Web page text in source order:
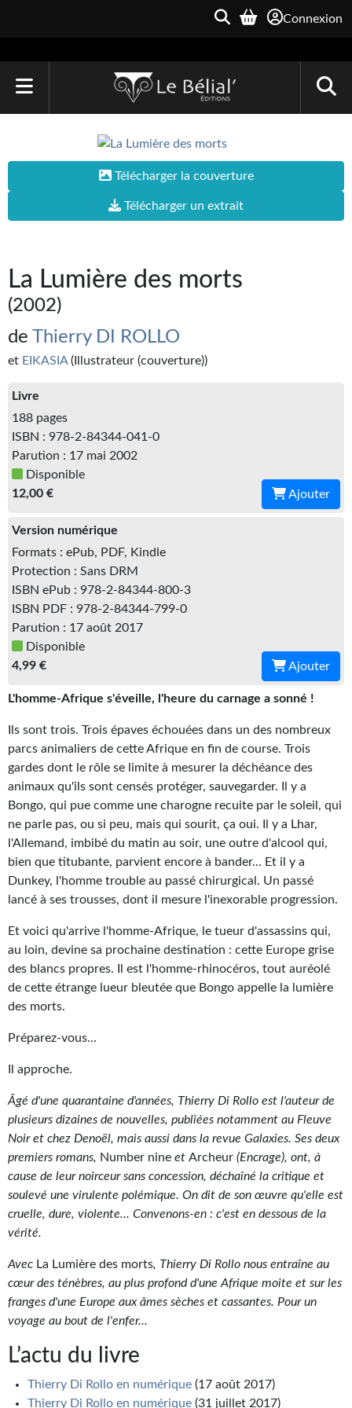
Connexion
LIVRES
Parallaxe
Quarante-Deux
Kvasar
Pulps
Wotan
Étoiles vives
Yellow Submarine
NUMÉRIQUE
Romans et recueils
Une Heure-Lumière
Nouvelles
Bifrost
Livres audio
Gratuit
Sans DRM
BIFROST
Tous les numéros
En numérique
S'abonner
Les critiques
Le blog
Le prix des lecteurs
PLUS
À paraître
Revue de presse
Récompenses
Newsletter
Le Bélial' sur Youtube
LE BLOG BIFROST
Tous les articles
La Bibliothèque orbitale
Télécharger la couverture
Télécharger un extrait
La Lumière des morts
(2002)
de Thierry DI ROLLO
et EIKASIA(Illustrateur (couverture))
Livre
188 pages
ISBN : 978-2-84344-041-0
Parution : 17 mai 2002
Disponible
12,00 €
Ajouter
Version numérique
Formats : ePub, PDF, Kindle
Protection : Sans DRM
ISBN ePub : 978-2-84344-800-3
ISBN PDF : 978-2-84344-799-0
Parution : 17 août 2017
Disponible
4,99 €
Ajouter
L'homme-Afrique s'éveille, l'heure du carnage a sonné !
Ils sont trois. Trois épaves échouées dans un des nombreux
parcs animaliers de cette Afrique en fin de course. Trois
gardes dont le rôle se limite à mesurer la déchéance des
animaux qu'ils sont censés protéger, sauvegarder. Il y a
Bongo, qui pue comme une charogne recuite par le soleil, qui
ne parle pas, ou si peu, mais qui sourit, ça oui. Il y a Lhar,
l'Allemand, imbibé du matin au soir, une outre d'alcool qui,
bien que titubante, parvient encore à bander... Et il y a
Dunkey, l'homme trouble au passé chirurgical. Un passé
lancé à ses trousses, dont il mesure l'inexorable progression.
Et voici qu'arrive l'homme-Afrique, le tueur d'assassins qui,
au loin, devine sa prochaine destination : cette Europe grise
des blancs propres. Il est l'homme-rhinocéros, tout auréolé
de cette étrange lueur bleutée que Bongo appelle la lumière
des morts.
Préparez-vous...
Il approche.
Âgé d'une quarantaine d'années, Thierry Di Rollo est l'auteur de
plusieurs dizaines de nouvelles, publiées notamment au Fleuve
Noir et chez Denoël, mais aussi dans la revue Galaxies. Ses deux
premiers romans, Number nine et Archeur (Encrage), ont, à
cause de leur noirceur sans concession, déchaîné la critique et
soulevé une virulente polémique. On dit de son œuvre qu'elle est
cruelle, dure, violente... Convenons-en : c'est en dessous de la
vérité.
Avec La Lumière des morts, Thierry Di Rollo nous entraîne au
cœur des ténèbres, au plus profond d'une Afrique moite et sur les
franges d'une Europe aux âmes sèches et cassantes. Pour un
voyage au bout de l'enfer...
L’actu du livre
Thierry Di Rollo en numérique (17 août 2017)
Thierry Di Rollo en numérique (31 juillet 2017)